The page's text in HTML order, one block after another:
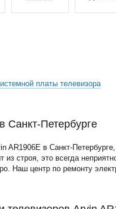
платы телевизора
Санкт-Петербурге
AR1906E в Санкт-
из строя, это всегда
Наш центр по ремонту